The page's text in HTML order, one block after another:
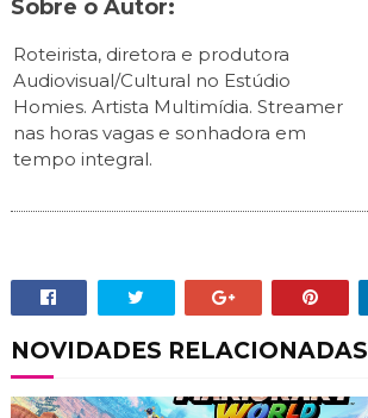
Sobre o Autor:
Roteirista, diretora e produtora
Audiovisual/Cultural no Estúdio
Homies. Artista Multimídia. Streamer
nas horas vagas e sonhadora em
tempo integral.
NOVIDADES RELACIONADAS